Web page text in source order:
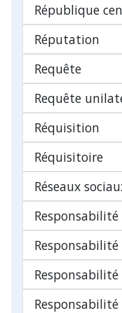
République
Réputation
Requête
Requête
Réquisition
Réquisitoire
Réseaux
Responsabilité